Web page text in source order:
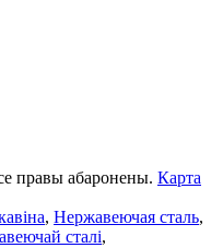
правы абаронены. Карта
, Нержавеючая сталь,
сталі,